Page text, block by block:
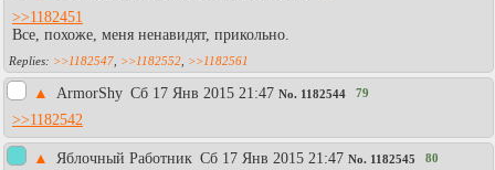
>>1182451
Все, похоже, меня ненавидят, прикольно.
>>1182547 >>1182552 >>1182561
▲ АrmorShy Сб 17 Янв 2015 21:47 No. 1182544 79
>>1182542
▲ Яблочный Работник Сб 17 Янв 2015 21:47 No. 1182545 80